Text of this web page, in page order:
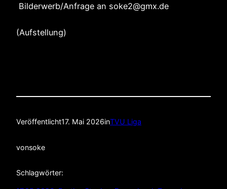
Bilderwerb/Anfrage an soke2@gmx.de
(Aufstellung)
Veröffentlicht17. Mai 2026inTVU Liga
vonsoke
Schlagwörter: